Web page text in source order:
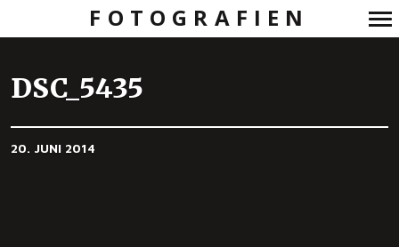
FOTOGRAFIEN
DSC_5435
20. JUNI 2014